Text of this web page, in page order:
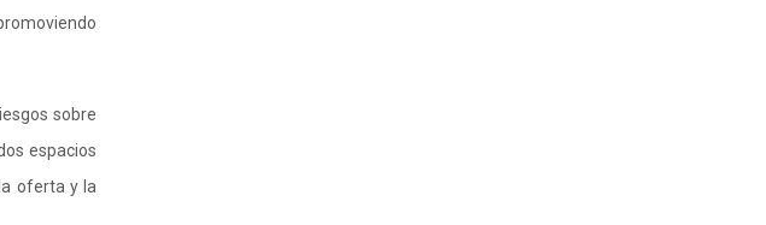
sobre
espacios
oferta y la